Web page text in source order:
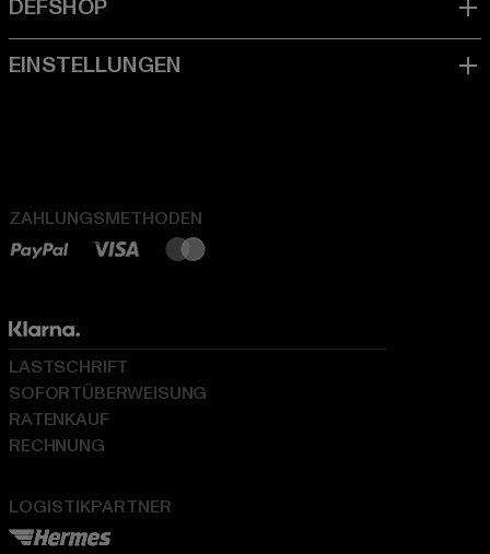
ZAHLUNGSMETHODEN
LOGISTIKPARTNER
LASTSCHRIFT
SOFORTÜBERWEISUNG
RATENKAUF
RECHNUNG